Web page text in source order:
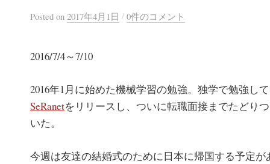
Posted on 2017年4月1日 / 0件のコメント
2016/7/4～7/10
2016年1月に始めた機械学習の勉強。独学で勉強して
SeRanetをリリースし、ついに転職面接までたどりつ
いた。
今週は友達の結婚式のために日本に帰国する予定が